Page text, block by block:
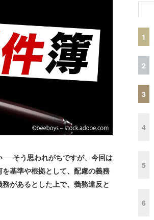
そう思われがちですが、今回は
基準や根拠として、配慮の義務
があるとした上で、義務違反と
1
2
3
4
5
6